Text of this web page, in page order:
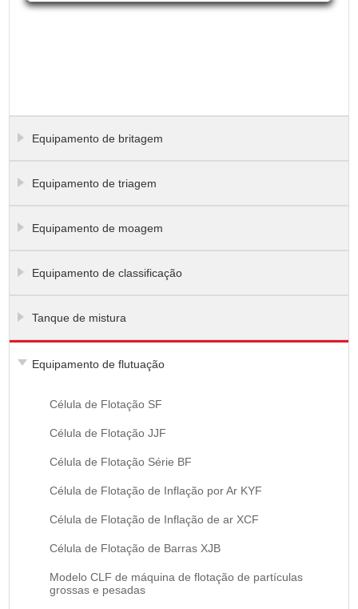
Equipamento de britagem
Equipamento de triagem
Equipamento de moagem
Equipamento de classificação
Tanque de mistura
Equipamento de flutuação
Célula de Flotação SF
Célula de Flotação JJF
Célula de Flotação Série BF
Célula de Flotação de Inflação por Ar KYF
Célula de Flotação de Inflação de ar XCF
Célula de Flotação de Barras XJB
Modelo CLF de máquina de flotação de partículas
grossas e pesadas